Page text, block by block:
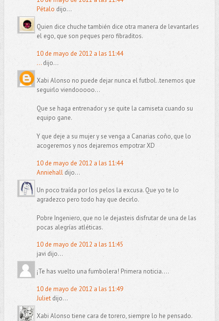
Pétalo dijo...
Quien dice chuche también dice otra manera de levantarles
el ego, que son peques pero fibraditos.
10 de mayo de 2012 a las 11:44
...dijo...
Xabi Alonso no puede dejar nunca el futbol..tenemos que
seguirlo viendooooo...
Que se haga entrenador y se quite la camiseta cuando su
equipo gane.
Y que deje a su mujer y se venga a Canarias coño, que lo
acogeremos y nos dejaremos empotrar XD
10 de mayo de 2012 a las 11:44
Anniehalldijo...
Un poco traída por los pelos la excusa. Que yo te lo
agradezco pero todo hay que decirlo.
Pobre Ingeniero, que no le dejasteis disfrutar de una de las
pocas alegrías atléticas.
10 de mayo de 2012 a las 11:45
javi dijo...
¡Te has vuelto una fumbolera! Primera noticia....
10 de mayo de 2012 a las 11:49
Julietdijo...
Xabi Alonso tiene cara de torero, siempre lo he pensado.